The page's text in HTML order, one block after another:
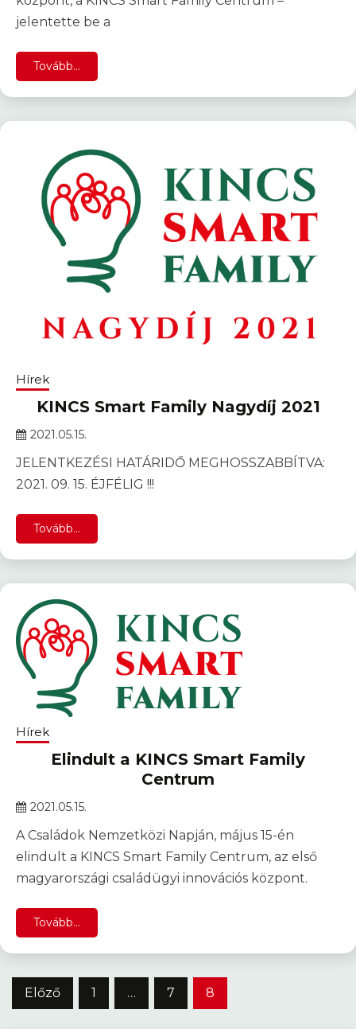
jelentette be a
Tovább...
Hírek
KINCS Smart Family Nagydíj 2021
2021.05.15.
JELENTKEZÉSI HATÁRIDŐ MEGHOSSZABBÍTVA:
2021. 09. 15. ÉJFÉLIG !!!
Tovább...
Hírek
Elindult a KINCS Smart Family
Centrum
2021.05.15.
A Családok Nemzetközi Napján, május 15-én
elindult a KINCS Smart Family Centrum, az első
magyarországi családügyi innovációs központ.
Tovább...
Bejegyzések
Előző 1 … 7 8